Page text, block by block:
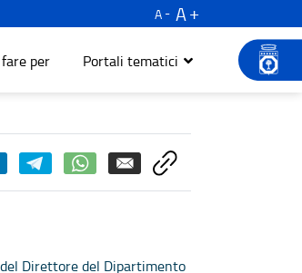
A
A
per Portali tematici
Direttore del Dipartimento